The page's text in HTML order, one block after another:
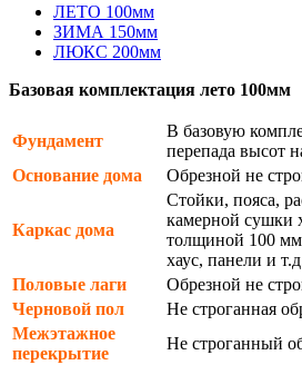
ЛЕТО 100мм
ЗИМА 150мм
ЛЮКС 200мм
Базовая комплектация лето 100мм
Фундамент
В базовую
перепада высот
Основание дома
Обрезной не
Каркас дома
Стойки, пояса,
камерной сушки
толщиной 100
хаус, панели и
Половые лаги
Обрезной не
Черновой пол
Не строганная
Межэтажное
перекрытие
Не строганный